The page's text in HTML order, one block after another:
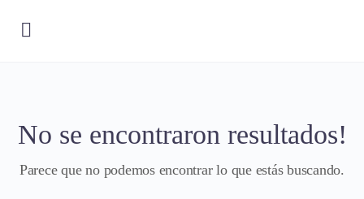
No se encontraron resultados!
Parece que no podemos encontrar lo que estás buscando.